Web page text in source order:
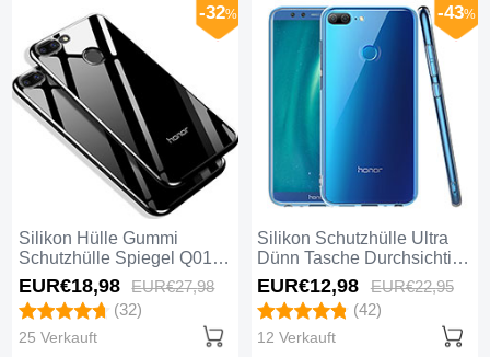
Silikon Hülle Gummi
Schutzhülle Spiegel Q01
für Huawei Honor 9 Lite
Schwarz
-32%
EUR€18,98 EUR€27,98
(32)
25 Verkauft
Silikon Schutzhülle Ultra
Dünn Tasche Durchsichtig
Transparent T07 für
Huawei Honor 9 Lite Klar
-43%
EUR€12,98 EUR€22,95
(42)
12 Verkauft